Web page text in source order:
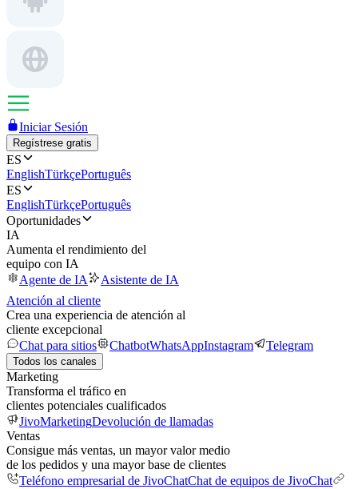
Iniciar Sesión
Regístrese gratis
ES
EnglishTürkçePortuguês
ES
EnglishTürkçePortuguês
Oportunidades
IA
Aumenta el rendimiento del
equipo con IA
Agente de IA
Asistente de IA
Atención al cliente
Crea una experiencia de atención al
cliente excepcional
Chat para sitios
ChatbotWhatsAppInstagram Telegram
Todos los canales
Marketing
Transforma el tráfico en
clientes potenciales cualificados
JivoMarketingDevolución de llamadas
Ventas
Consigue más ventas, un mayor valor medio
de los pedidos y una mayor base de clientes
Teléfono empresarial de JivoChatChat de equipos de JivoChat